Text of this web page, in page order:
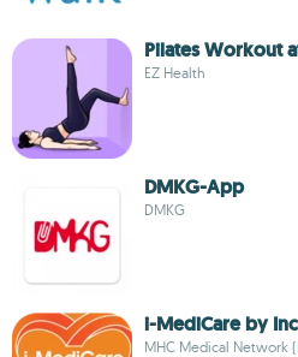
Pilates Workout
EZ Health
DMKG-App
DMKG
i-MediCare by
MHC Medical Network